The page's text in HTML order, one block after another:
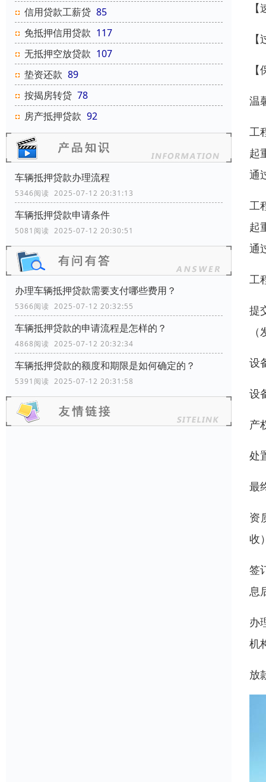
信用贷款工薪贷 85
免抵押信用贷款 117
无抵押空放贷款 107
垫资还款 89
按揭房转贷 78
房产抵押贷款 92
车辆抵押贷款办理流程
5346阅读 2025-07-12 20:31:13
车辆抵押贷款申请条件
5081阅读 2025-07-12 20:30:51
办理车辆抵押贷款需要支付哪些费用？
5366阅读 2025-07-12 20:32:55
车辆抵押贷款的申请流程是怎样的？
4868阅读 2025-07-12 20:32:34
车辆抵押贷款的额度和期限是如何确定的？
5391阅读 2025-07-12 20:31:58
温
工
起
通
工
起
通
工
提
设
设
产
处
最
资
收
签
息
办
机
放